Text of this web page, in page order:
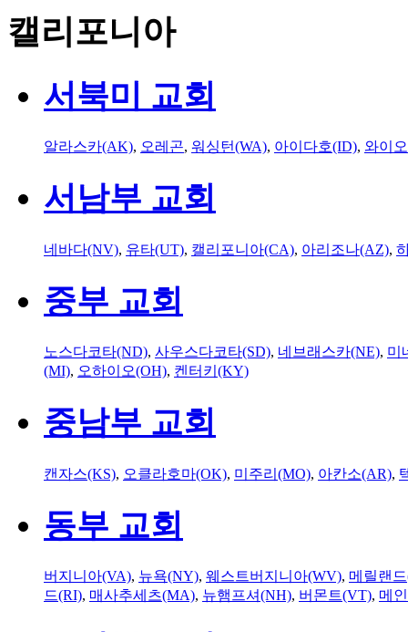
캘리포니아
서북미 교회
알라스카(AK), 오레곤, 워싱턴(WA), 아이다호(ID), 와이
서남부 교회
네바다(NV), 유타(UT), 캘리포니아(CA), 아리조나(AZ),
중부 교회
노스다코타(ND), 사우스다코타(SD), 네브래스카(NE), 미
(MI), 오하이오(OH), 켄터키(KY)
중남부 교회
캔자스(KS), 오클라호마(OK), 미주리(MO), 아칸소(AR),
동부 교회
버지니아(VA), 뉴욕(NY), 웨스트버지니아(WV), 메릴랜
드(RI), 매사추세츠(MA), 뉴햄프셔(NH), 버몬트(VT), 메